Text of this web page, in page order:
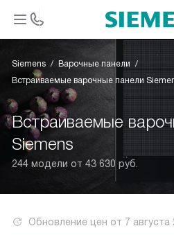
Siemens
Варочные панели
Встраиваемые варочные панели
Встраиваемые
Siemens
244 модели от 43 630 руб.
Обновление цен от 7 августа